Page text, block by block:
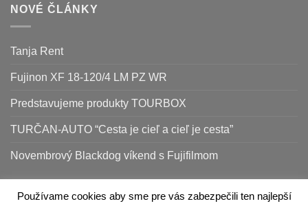
NOVÉ ČLÁNKY
Tanja Rent
Fujinon XF 18-120/4 LM PZ WR
Predstavujeme produkty TOURBOX
TURČAN-AUTO “Cesta je cieľ a cieľ je cesta”
Novembrový Blackdog víkend s Fujifilmom
Používame cookies aby sme pre vás zabezpečili ten najlepší